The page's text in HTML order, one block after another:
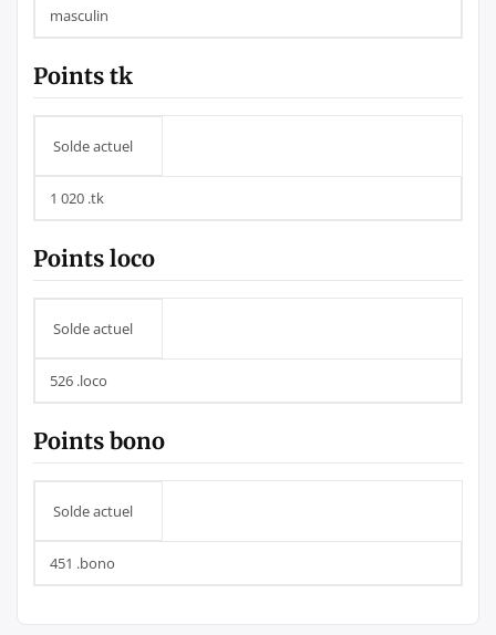
masculin
Points tk
Solde actuel
1 020 .tk
Points loco
Solde actuel
526 .loco
Points bono
Solde actuel
451 .bono